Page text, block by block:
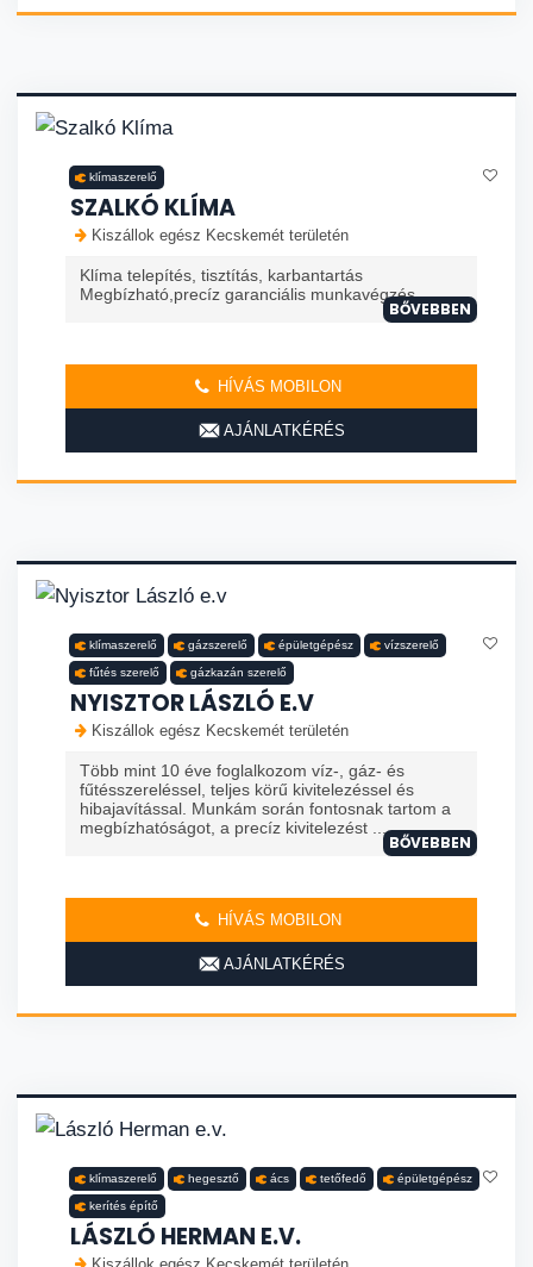
klímaszerelő
SZALKÓ KLÍMA
Kiszállok egész Kecskemét területén
Klíma telepítés, tisztítás, karbantartás
Megbízható,precíz garanciális munkavégzés.
BŐVEBBEN
HÍVÁS MOBILON
AJÁNLATKÉRÉS
klímaszerelő gázszerelő épületgépész vízszerelő
fűtés szerelő gázkazán szerelő
NYISZTOR LÁSZLÓ E.V
Kiszállok egész Kecskemét területén
Több mint 10 éve foglalkozom víz-, gáz- és
fűtésszereléssel, teljes körű kivitelezéssel és
hibajavítással. Munkám során fontosnak tartom a
megbízhatóságot, a precíz kivitelezést ...
BŐVEBBEN
HÍVÁS MOBILON
AJÁNLATKÉRÉS
klímaszerelő hegesztő ács tetőfedő épületgépész
kerítés építő
LÁSZLÓ HERMAN E.V.